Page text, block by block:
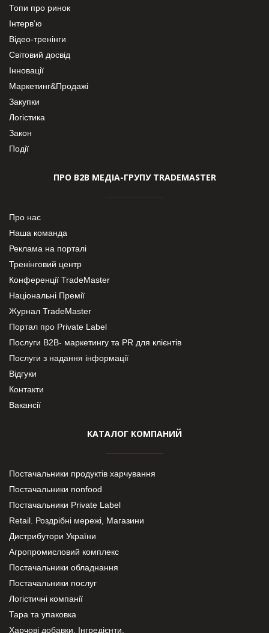
Топи про ринок
Інтерв’ю
Відео-тренінги
Світовий досвід
Інновації
Маркетинг&Продажі
Закупки
Логістика
Закон
Події
ПРО В2В МЕДІА-ГРУПУ TRADEMASTER
Про нас
Наша команда
Реклама на порталі
Тренінговий центр
Конференції TradeMaster
Національні Премії
Журнал TradeMaster
Портал про Private Label
Послуги В2В- маркетингу та PR для клієнтів
Послуги з надання інформації
Відгуки
Контакти
Вакансії
КАТАЛОГ КОМПАНИЙ
Постачальники продуктів харчування
Постачальники nonfood
Постачальники Private Label
Retail. Роздрібні мережі, Магазини
Дистрибутори України
Агропромисловий комплекс
Постачальники обладнання
Постачальники послуг
Логістичні компанії
Тара та упаковка
Харчові добавки. Інгредієнти.